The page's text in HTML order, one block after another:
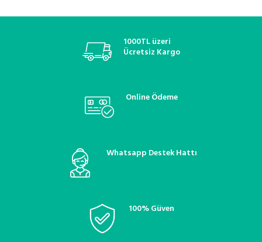
valeo klima valfi, zexel kompresör
yedek parça, kompresör elektrikli
valfi, klima basınç regülatörü,
klima bakım ve onarım
valeo klima valfi, zexel kompresör
valfi, zigzel klima valfi, oto klima
yedek parça, kompresör elektrikli
valfi, klima basınç regülatörü,
termostatik kontrol valfi, oto
klima bakım ve onarım
1000TL üzeri
Ücretsiz Kargo
Online Ödeme
Whatsapp Destek Hattı
100% Güven